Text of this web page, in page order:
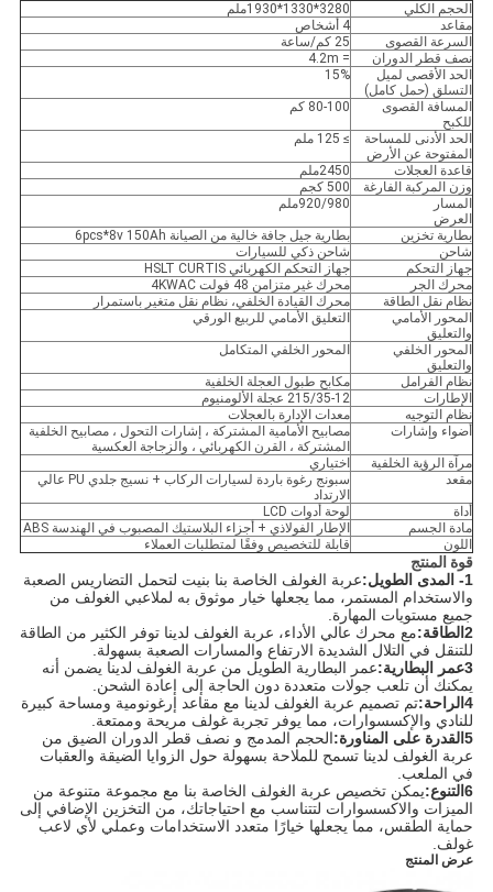
الحجم الكلي
3280*1330*1930ملم
مقاعد
4 أشخاص
السرعة القصوى
25 كم/ساعة
نصف قطر الدوران
= 4.2m
الحد الأقصى لميل
التسلق (حمل كامل)
15%
المسافة القصوى
للكبح
80-100 كم
الحد الأدنى للمساحة
المفتوحة عن الأرض
≥ 125 ملم
قاعدة العجلات
2450ملم
وزن المركبة الفارغة
500 كجم
المسار
العرض
920/980ملم
بطارية تخزين
بطارية جيل جافة خالية من الصيانة 6pcs*8v 150Ah
شاحن
شاحن ذكي للسيارات
جهاز التحكم
جهاز التحكم الكهربائي HSLT CURTIS
محرك الجر
محرك غير متزامن 48 فولت 4KWAC
نظام نقل الطاقة
محرك القيادة الخلفي، نظام نقل متغير باستمرار
المحور الأمامي
والتعليق
التعليق الأمامي للربيع الورقي
المحور الخلفي
والتعليق
المحور الخلفي المتكامل
نظام الفرامل
مكابح طبول العجلة الخلفية
الإطارات
215/35-12 عجلة الألومنيوم
نظام التوجيه
معدات الإدارة بالعجلات
أضواء وإشارات
مصابيح الأمامية المشتركة ، إشارات التحول ، مصابيح الخلفية
المشتركة ، القرن الكهربائي ، والزجاجة العكسية
مرآة الرؤية الخلفية
اختياري
مقعد
سبونج رغوة باردة لسيارات الركاب + نسيج جلدي PU عالي
الارتداد
أداة
لوحة أدوات LCD
مادة الجسم
الإطار الفولاذي + أجزاء البلاستيك المصبوب في الهندسة ABS
اللون
قابلة للتخصيص وفقًا لمتطلبات العملاء
قوة المنتج
1- المدى الطويل:
عربة الغولف الخاصة بنا بنيت لتحمل التضاريس الصعبة
والاستخدام المستمر، مما يجعلها خيار موثوق به لملاعبي الغولف من
جميع مستويات المهارة.
2الطاقة:
مع محرك عالي الأداء، عربة الغولف لدينا توفر الكثير من الطاقة
للتنقل في التلال الشديدة الارتفاع والمسارات الصعبة بسهولة.
3عمر البطارية:
عمر البطارية الطويل من عربة الغولف لدينا يضمن أنه
يمكنك أن تلعب جولات متعددة دون الحاجة إلى إعادة الشحن.
4الراحة:
تم تصميم عربة الغولف لدينا مع مقاعد إرغونومية ومساحة كبيرة
للنادي والإكسسوارات، مما يوفر تجربة غولف مريحة وممتعة.
5القدرة على المناورة:
الحجم المدمج و نصف قطر الدوران الضيق من
عربة الغولف لدينا تسمح للملاحة بسهولة حول الزوايا الضيقة والعقبات
في الملعب.
6التنوع:
يمكن تخصيص عربة الغولف الخاصة بنا مع مجموعة متنوعة من
الميزات والاكسسوارات لتتناسب مع احتياجاتك، من التخزين الإضافي إلى
حماية الطقس، مما يجعلها خيارًا متعدد الاستخدامات وعملي لأي لاعب
غولف.
عرض المنتج